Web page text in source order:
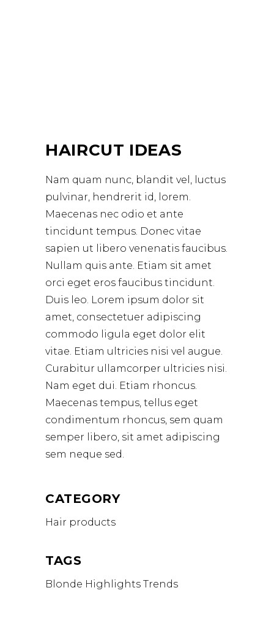
HAIRCUT IDEAS
Nam quam nunc, blandit vel, luctus
pulvinar, hendrerit id, lorem.
Maecenas nec odio et ante
tincidunt tempus. Donec vitae
sapien ut libero venenatis faucibus.
Nullam quis ante. Etiam sit amet
orci eget eros faucibus tincidunt.
Duis leo. Lorem ipsum dolor sit
amet, consectetuer adipiscing
commodo ligula eget dolor elit
vitae. Etiam ultricies nisi vel augue.
Curabitur ullamcorper ultricies nisi.
Nam eget dui. Etiam rhoncus.
Maecenas tempus, tellus eget
condimentum rhoncus, sem quam
semper libero, sit amet adipiscing
sem neque sed.
CATEGORY
Hair products
TAGS
Blonde Highlights Trends